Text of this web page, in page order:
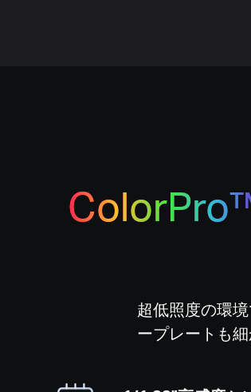
超低照度の環
ープレートも